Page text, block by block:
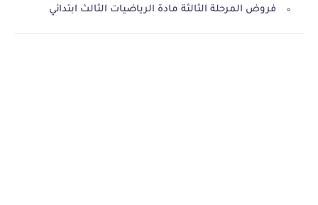
فروض المرحلة الثالثة مادة الرياضيات الثالث ابتدائي